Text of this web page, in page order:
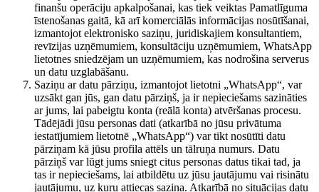
finanšu operāciju apkalpošanai, kas tiek veiktas Pamatlīguma
īstenošanas gaitā, kā arī komerciālās informācijas nosūtīšanai,
izmantojot elektronisko saziņu, juridiskajiem konsultantiem,
revīzijas uzņēmumiem, konsultāciju uzņēmumiem, WhatsApp
lietotnes sniedzējam un uzņēmumiem, kas nodrošina serverus
un datu uzglabāšanu.
Saziņu ar datu pārziņu, izmantojot lietotni „WhatsApp“, var
uzsākt gan jūs, gan datu pārziņš, ja ir nepieciešams sazināties
ar jums, lai pabeigtu konta (reālā konta) atvēršanas procesu.
Tādējādi jūsu personas dati (atkarībā no jūsu privātuma
iestatījumiem lietotnē „WhatsApp“) var tikt nosūtīti datu
pārziņam kā jūsu profila attēls un tālruņa numurs. Datu
pārziņš var lūgt jums sniegt citus personas datus tikai tad, ja
tas ir nepieciešams, lai atbildētu uz jūsu jautājumu vai risinātu
jautājumu, uz kuru attiecas saziņa. Atkarībā no situācijas datu